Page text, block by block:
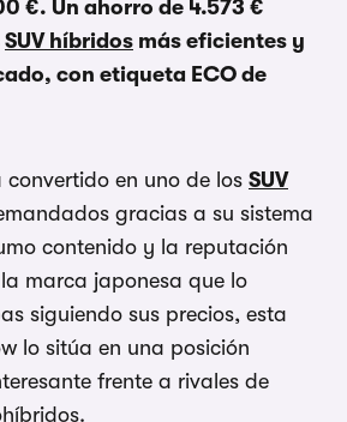
€. Un ahorro de 4.573 €
SUV híbridos más eficientes y
con etiqueta ECO de
convertido en uno de los SUV
gracias a su sistema
contenido y la reputación
marca japonesa que lo
siguiendo sus precios, esta
lo sitúa en una posición
frente a rivales de